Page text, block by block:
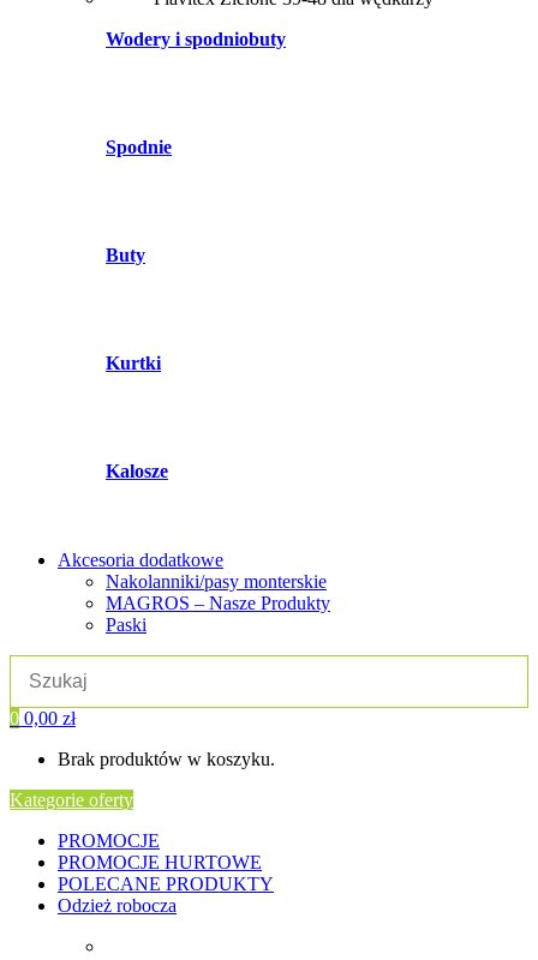
Wodery i spodniobuty
Spodnie
Buty
Kurtki
Kalosze
Akcesoria dodatkowe
Nakolanniki/pasy monterskie
MAGROS – Nasze Produkty
Paski
0 0,00 zł
Brak produktów w koszyku.
Kategorie oferty
PROMOCJE
PROMOCJE HURTOWE
POLECANE PRODUKTY
Odzież robocza